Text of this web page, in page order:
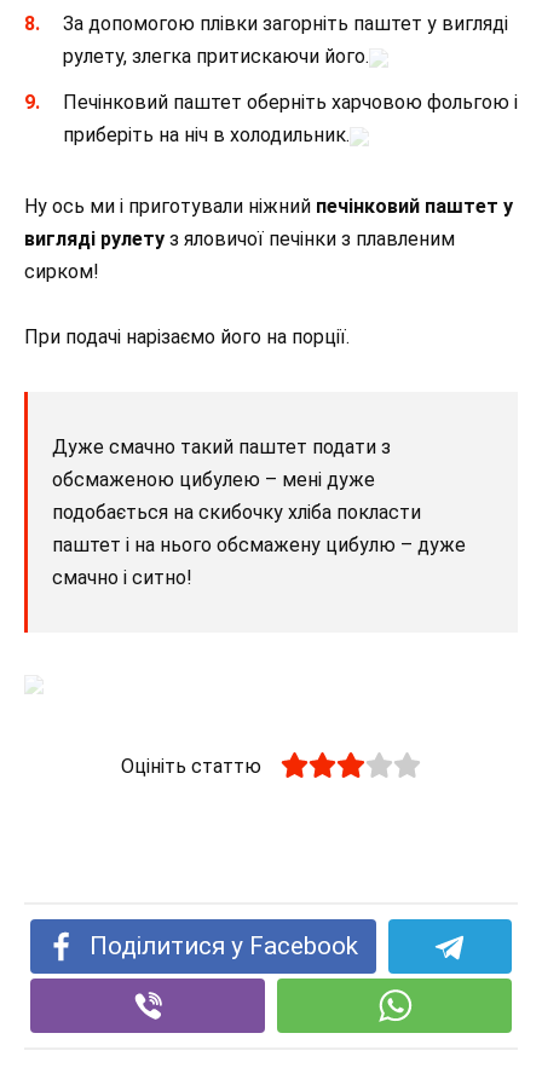
За допомогою плівки загорніть паштет у вигляді
рулету, злегка притискаючи його.
Печінковий паштет оберніть харчовою фольгою і
приберіть на ніч в холодильник.
Ну ось ми і приготували ніжний печінковий паштет у
вигляді рулету з яловичої печінки з плавленим
сирком!
При подачі нарізаємо його на порції.
Дуже смачно такий паштет подати з
обсмаженою цибулею – мені дуже
подобається на скибочку хліба покласти
паштет і на нього обсмажену цибулю – дуже
смачно і ситно!
Оцініть статтю
Поділитися у Facebook